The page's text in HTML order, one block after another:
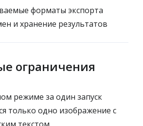
форматы экспорта
и хранение результатов
ограничения
режиме за один запуск
только одно изображение с